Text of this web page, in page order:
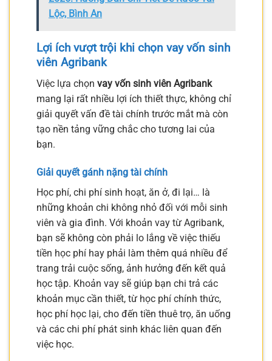
Lộc, Bình An
Lợi ích vượt trội khi chọn vay vốn sinh
viên Agribank
Việc lựa chọn vay vốn sinh viên Agribank
mang lại rất nhiều lợi ích thiết thực, không chỉ
giải quyết vấn đề tài chính trước mắt mà còn
tạo nền tảng vững chắc cho tương lai của
bạn.
Giải quyết gánh nặng tài chính
Học phí, chi phí sinh hoạt, ăn ở, đi lại… là
những khoản chi không nhỏ đối với mỗi sinh
viên và gia đình. Với khoản vay từ Agribank,
bạn sẽ không còn phải lo lắng về việc thiếu
tiền học phí hay phải làm thêm quá nhiều để
trang trải cuộc sống, ảnh hưởng đến kết quả
học tập. Khoản vay sẽ giúp bạn chi trả các
khoản mục cần thiết, từ học phí chính thức,
học phí học lại, cho đến tiền thuê trọ, ăn uống
và các chi phí phát sinh khác liên quan đến
việc học.